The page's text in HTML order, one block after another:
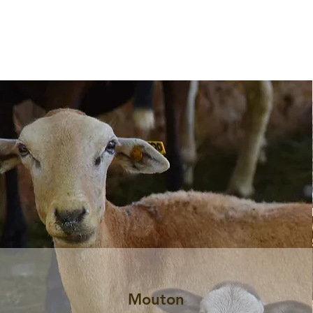
Mouton